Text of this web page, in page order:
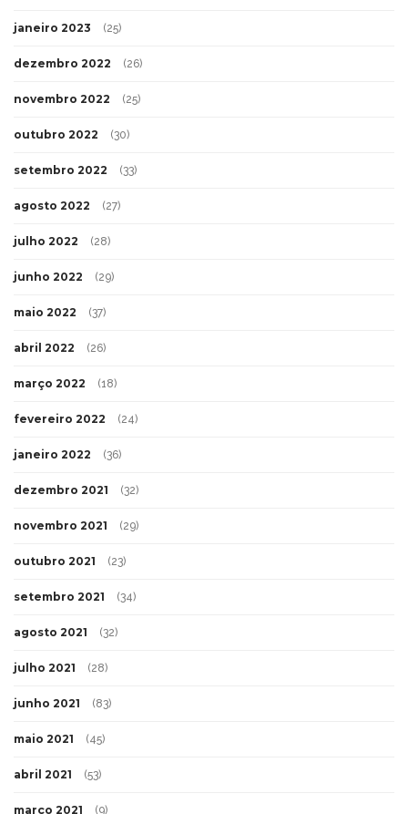
janeiro 2023 (25)
dezembro 2022 (26)
novembro 2022 (25)
outubro 2022 (30)
setembro 2022 (33)
agosto 2022 (27)
julho 2022 (28)
junho 2022 (29)
maio 2022 (37)
abril 2022 (26)
março 2022 (18)
fevereiro 2022 (24)
janeiro 2022 (36)
dezembro 2021 (32)
novembro 2021 (29)
outubro 2021 (23)
setembro 2021 (34)
agosto 2021 (32)
julho 2021 (28)
junho 2021 (83)
maio 2021 (45)
abril 2021 (53)
março 2021 (9)